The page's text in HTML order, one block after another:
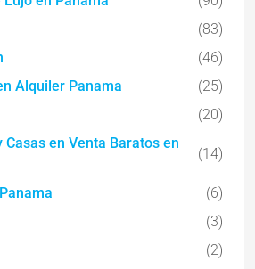
(83)
(46)
Alquiler Panama
(25)
(20)
en Venta Baratos en
(14)
(6)
(3)
(2)